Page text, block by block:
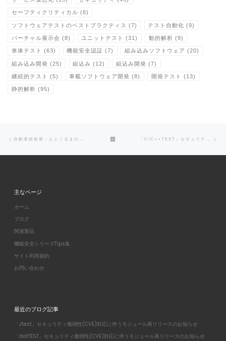
セーフティクリティカル (6)
ソフトウェアテストのベストプラクティス (7) テスト自動化 (9)
バーチャル展示会 (8) ユニットテスト (31) 動的解析 (9)
単体テスト (63) 機能安全認証 (7) 組み込みソフトウェア (20)
組み込み開発 (25) 組込み (12) 組込み開発 (7)
継続的テスト (5) 車載ソフトウェア開発 (8) 開発テスト (13)
静的解析 (95)
Post navigation 自動車技術展：人とくるまのテクノロジー展2026 ONLINE に出展します。 BACK TO POST LIST 「C/C++TEST」セキュリティ脆弱性(CVE)対応に伴うモジュール再リリースのお知らせ
主なページ
ホーム
ブログ
関連製品
機能安全シリーズTips集
サイト利用規約
お問い合わせ
最近のブログ記事
「Jtest」セキュリティ脆弱性(CVE)対応に伴うモジュール再リリースのお知らせ
「dotTEST」セキュリティ脆弱性(CVE)対応に伴うモジュール再リリースのお知らせ